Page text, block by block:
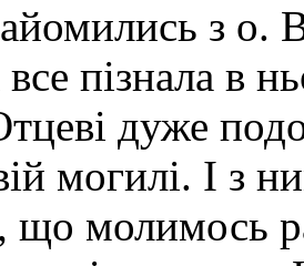
з о.
пізнала в
дуже
могилі. І з
що молимось